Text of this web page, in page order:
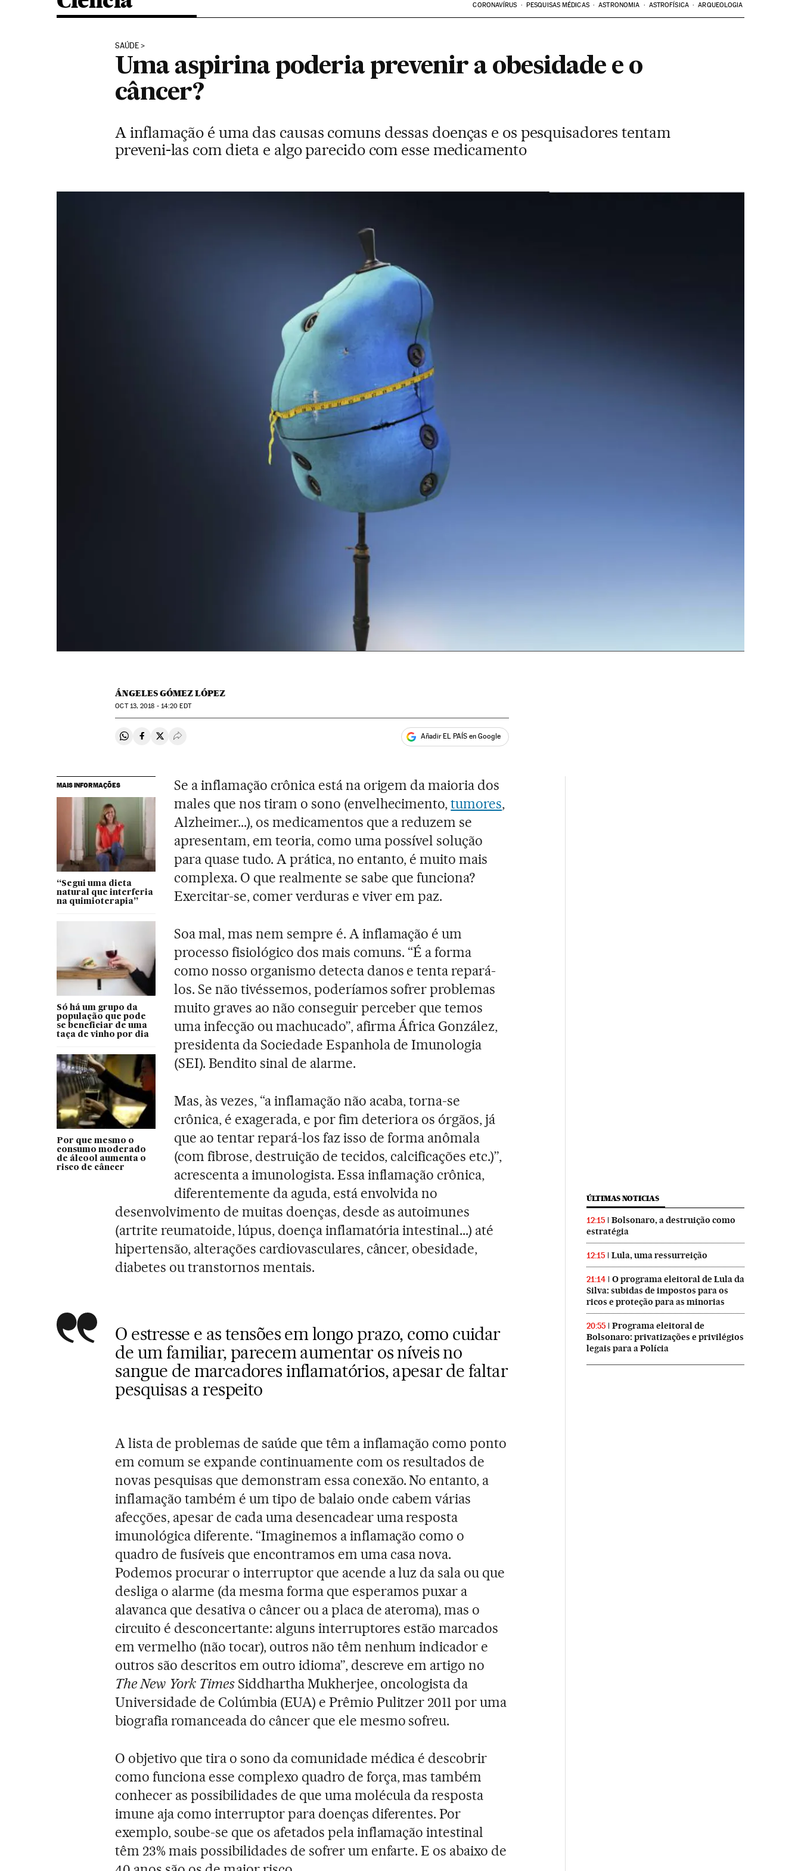
CORONAVÍRUS PESQUISAS MÉDICAS ASTRONOMIA ASTROFÍSICA ARQUEOLOGIA
SAÚDE
Uma aspirina poderia prevenir a obesidade e o
câncer?
A inflamação é uma das causas comuns dessas doenças e os pesquisadores tentam
preveni-las com dieta e algo parecido com esse medicamento
ÁNGELES GÓMEZ LÓPEZ
OCT13, 2018 - 14:20 EDT
Compartir en Whatsapp
Compartir en Facebook
Compartir en Twitter
Desplegar Redes Sociales Añadir EL PAÍS en Google
MAIS INFORMAÇÕES
“Segui uma dieta
natural que interferia
na quimioterapia”
Só há um grupo da
população que pode
se beneficiar de uma
taça de vinho por dia
Por que mesmo o
consumo moderado
de álcool aumenta o
risco de câncer
Se a inflamação crônica está na origem da maioria dos
males que nos tiram o sono (envelhecimento,tumores,
Alzheimer...), os medicamentos que a reduzem se
apresentam, em teoria, como uma possível solução
para quase tudo. A prática, no entanto, é muito mais
complexa. O que realmente se sabe que funciona?
Exercitar-se, comer verduras e viver em paz.
Soa mal, mas nem sempre é. A inflamação é um
processo fisiológico dos mais comuns. “É a forma
como nosso organismo detecta danos e tenta repará-
los. Se não tivéssemos, poderíamos sofrer problemas
muito graves ao não conseguir perceber que temos
uma infecção ou machucado”, afirma África González,
presidenta da Sociedade Espanhola de Imunologia
(SEI). Bendito sinal de alarme.
Mas, às vezes, “a inflamação não acaba, torna-se
crônica, é exagerada, e por fim deteriora os órgãos, já
que ao tentar repará-los faz isso de forma anômala
(com fibrose, destruição de tecidos, calcificações etc.)”,
acrescenta a imunologista. Essa inflamação crônica,
diferentemente da aguda, está envolvida no
desenvolvimento de muitas doenças, desde as autoimunes
(artrite reumatoide, lúpus, doença inflamatória intestinal...) até
hipertensão, alterações cardiovasculares, câncer, obesidade,
diabetes ou transtornos mentais.
O estresse e as tensões em longo prazo, como cuidar
de um familiar, parecem aumentar os níveis no
sangue de marcadores inflamatórios, apesar de faltar
pesquisas a respeito
A lista de problemas de saúde que têm a inflamação como ponto
em comum se expande continuamente com os resultados de
novas pesquisas que demonstram essa conexão. No entanto, a
inflamação também é um tipo de balaio onde cabem várias
afecções, apesar de cada uma desencadear uma resposta
imunológica diferente. “Imaginemos a inflamação como o
quadro de fusíveis que encontramos em uma casa nova.
Podemos procurar o interruptor que acende a luz da sala ou que
desliga o alarme (da mesma forma que esperamos puxar a
alavanca que desativa o câncer ou a placa de ateroma), mas o
circuito é desconcertante: alguns interruptores estão marcados
em vermelho (não tocar), outros não têm nenhum indicador e
outros são descritos em outro idioma”, descreve em artigo no
The New York Times Siddhartha Mukherjee, oncologista da
Universidade de Colúmbia (EUA) e Prêmio Pulitzer 2011 por uma
biografia romanceada do câncer que ele mesmo sofreu.
O objetivo que tira o sono da comunidade médica é descobrir
como funciona esse complexo quadro de força, mas também
conhecer as possibilidades de que uma molécula da resposta
imune aja como interruptor para doenças diferentes. Por
exemplo, soube-se que os afetados pela inflamação intestinal
têm 23% mais possibilidades de sofrer um enfarte. E os abaixo de
ÚLTIMAS NOTICIAS
12:15
Bolsonaro, a destruição como
estratégia
12:15 Lula, uma ressurreição
21:14
O programa eleitoral de Lula da
Silva: subidas de impostos para os
ricos e proteção para as minorias
20:55
Programa eleitoral de
Bolsonaro: privatizações e privilégios
legais para a Polícia